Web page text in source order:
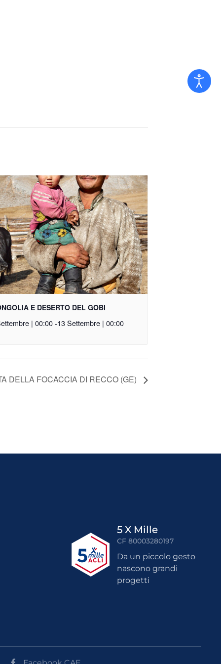
E DESERTO DEL GOBI
| 00:00 -13 Settembre | 00:00
DELLA FOCACCIA DI RECCO (GE)
5 X Mille
CF 80003280197
Da un piccolo gesto
nascono grandi
progetti